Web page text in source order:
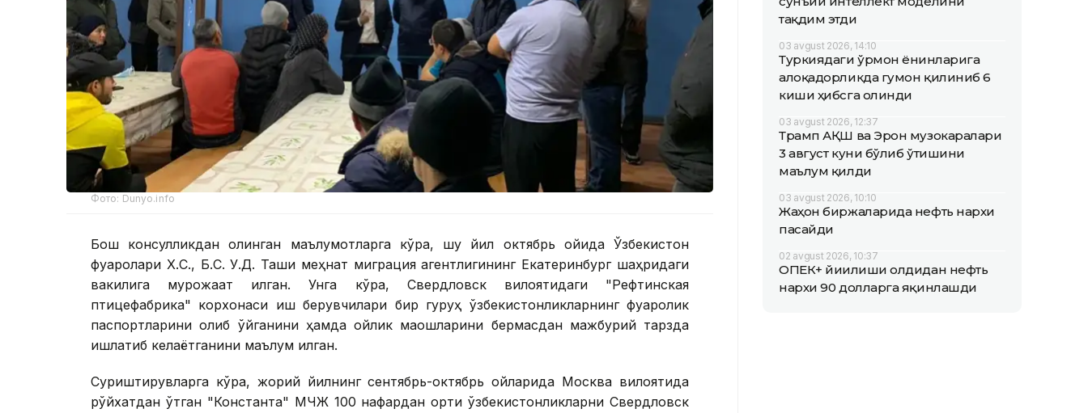
Фото: Dunyo.info
Бош консулликдан олинган маълумотларга кўра, шу йил октябрь ойида Ўзбекистон
фуқаролари Х.С., Б.С. У.Д. Ташқи меҳнат миграция агентлигининг Екатеринбург шаҳридаги
вакилига мурожаат қилган. Унга кўра, Свердловск вилоятидаги "Рефтинская
птицефабрика" корхонаси иш берувчилари бир гуруҳ ўзбекистонликларнинг фуқаролик
паспортларини олиб қўйганини ҳамда ойлик маошларини бермасдан мажбурий тарзда
ишлатиб келаётганини маълум қилган.
Суриштирувларга кўра, жорий йилнинг сентябрь-октябрь ойларида Москва вилоятида
рўйхатдан ўтган "Константа" МЧЖ 100 нафардан ортиқ ўзбекистонликларни Свердловск
тақдим этди
03 avgust 2026, 14:10
Туркиядаги ўрмон ёнғинларига
алоқадорликда гумон қилиниб 6
киши ҳибсга олинди
03 avgust 2026, 12:37
Трамп АҚШ ва Эрон музокаралари
3 август куни бўлиб ўтишини
маълум қилди
03 avgust 2026, 10:10
Жаҳон биржаларида нефть нархи
пасайди
02 avgust 2026, 10:37
ОПEК+ йиғилиши олдидан нефть
нархи 90 долларга яқинлашди